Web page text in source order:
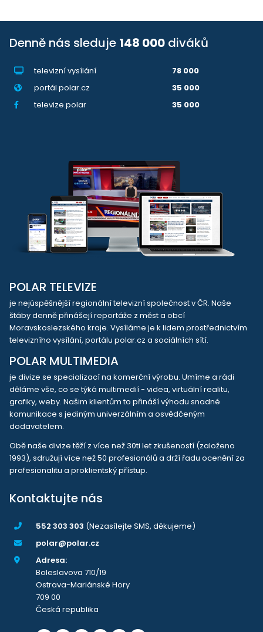
Denně nás sleduje 148 000 diváků
televizní vysílání
78 000
portál polar.cz
35 000
televize.polar
35 000
POLAR TELEVIZE
je nejúspěšnější regionální televizní společnost v ČR. Naše
štáby denně přinášejí reportáže z měst a obcí
Moravskoslezského kraje. Vysíláme je k lidem prostřednictvím
televizního vysílání, portálu polar.cz a sociálních sítí.
POLAR MULTIMEDIA
je divize se specializací na komerční výrobu. Umíme a rádi
děláme vše, co se týká multimedií - videa, virtuální realitu,
grafiky, weby. Našim klientům to přináší výhodu snadné
komunikace s jediným univerzálním a osvědčeným
dodavatelem.
Obě naše divize těží z více než 30ti let zkušeností (založeno
1993), sdružují více než 50 profesionálů a drží řadu ocenění za
profesionalitu a proklientský přístup.
Kontaktujte nás
552 303 303 (Nezasílejte SMS, děkujeme)
polar@polar.cz
Adresa:
Boleslavova 710/19
Ostrava-Mariánské Hory
709 00
Česká republika